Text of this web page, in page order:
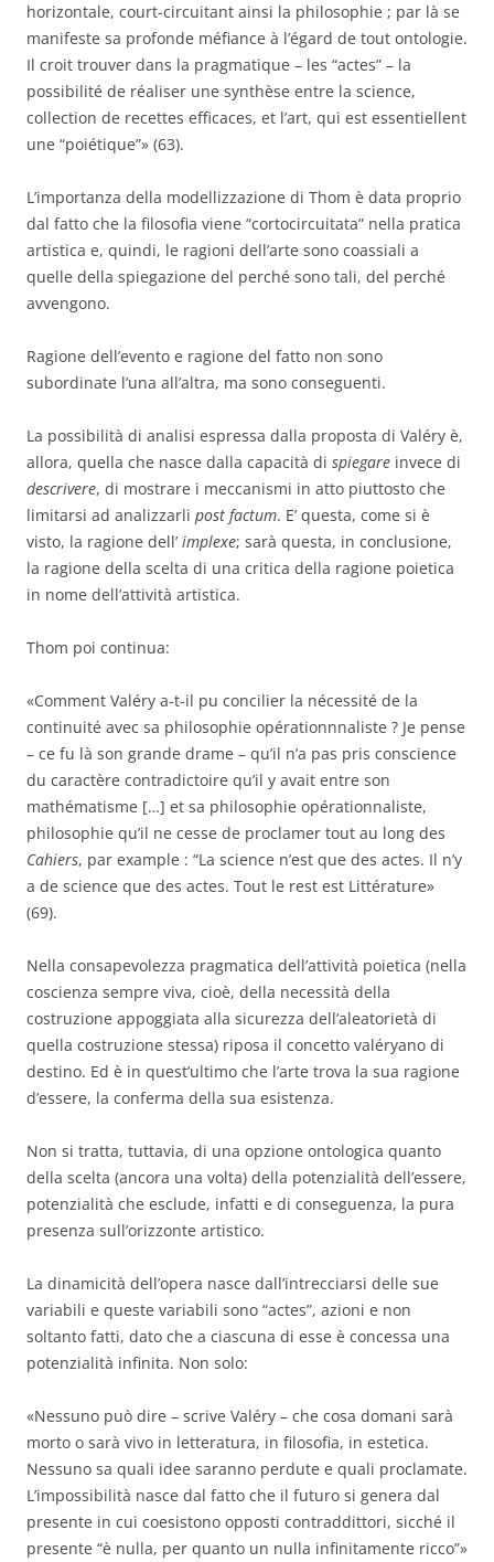
horizontale, court-circuitant ainsi la philosophie ; par là se
manifeste sa profonde méfiance à l’égard de tout ontologie.
Il croit trouver dans la pragmatique – les “actes” – la
possibilité de réaliser une synthèse entre la science,
collection de recettes efficaces, et l’art, qui est essentiellent
une “poiétique”» (63).
L’importanza della modellizzazione di Thom è data proprio
dal fatto che la filosofia viene “cortocircuitata” nella pratica
artistica e, quindi, le ragioni dell’arte sono coassiali a
quelle della spiegazione del perché sono tali, del perché
avvengono.
Ragione dell’evento e ragione del fatto non sono
subordinate l’una all’altra, ma sono conseguenti.
La possibilità di analisi espressa dalla proposta di Valéry è,
allora, quella che nasce dalla capacità di spiegare invece di
descrivere, di mostrare i meccanismi in atto piuttosto che
limitarsi ad analizzarli post factum. E’ questa, come si è
visto, la ragione dell’ implexe; sarà questa, in conclusione,
la ragione della scelta di una critica della ragione poietica
in nome dell’attività artistica.
Thom poi continua:
«Comment Valéry a-t-il pu concilier la nécessité de la
continuité avec sa philosophie opérationnnaliste ? Je pense
– ce fu là son grande drame – qu’il n’a pas pris conscience
du caractère contradictoire qu’il y avait entre son
mathématisme […] et sa philosophie opérationnaliste,
philosophie qu’il ne cesse de proclamer tout au long des
Cahiers, par example : “La science n’est que des actes. Il n’y
a de science que des actes. Tout le rest est Littérature»
(69).
Nella consapevolezza pragmatica dell’attività poietica (nella
coscienza sempre viva, cioè, della necessità della
costruzione appoggiata alla sicurezza dell’aleatorietà di
quella costruzione stessa) riposa il concetto valéryano di
destino. Ed è in quest’ultimo che l’arte trova la sua ragione
d’essere, la conferma della sua esistenza.
Non si tratta, tuttavia, di una opzione ontologica quanto
della scelta (ancora una volta) della potenzialità dell’essere,
potenzialità che esclude, infatti e di conseguenza, la pura
presenza sull’orizzonte artistico.
La dinamicità dell’opera nasce dall’intrecciarsi delle sue
variabili e queste variabili sono “actes”, azioni e non
soltanto fatti, dato che a ciascuna di esse è concessa una
potenzialità infinita. Non solo:
«Nessuno può dire – scrive Valéry – che cosa domani sarà
morto o sarà vivo in letteratura, in filosofia, in estetica.
Nessuno sa quali idee saranno perdute e quali proclamate.
L’impossibilità nasce dal fatto che il futuro si genera dal
presente in cui coesistono opposti contraddittori, sicché il
presente “è nulla, per quanto un nulla infinitamente ricco”»